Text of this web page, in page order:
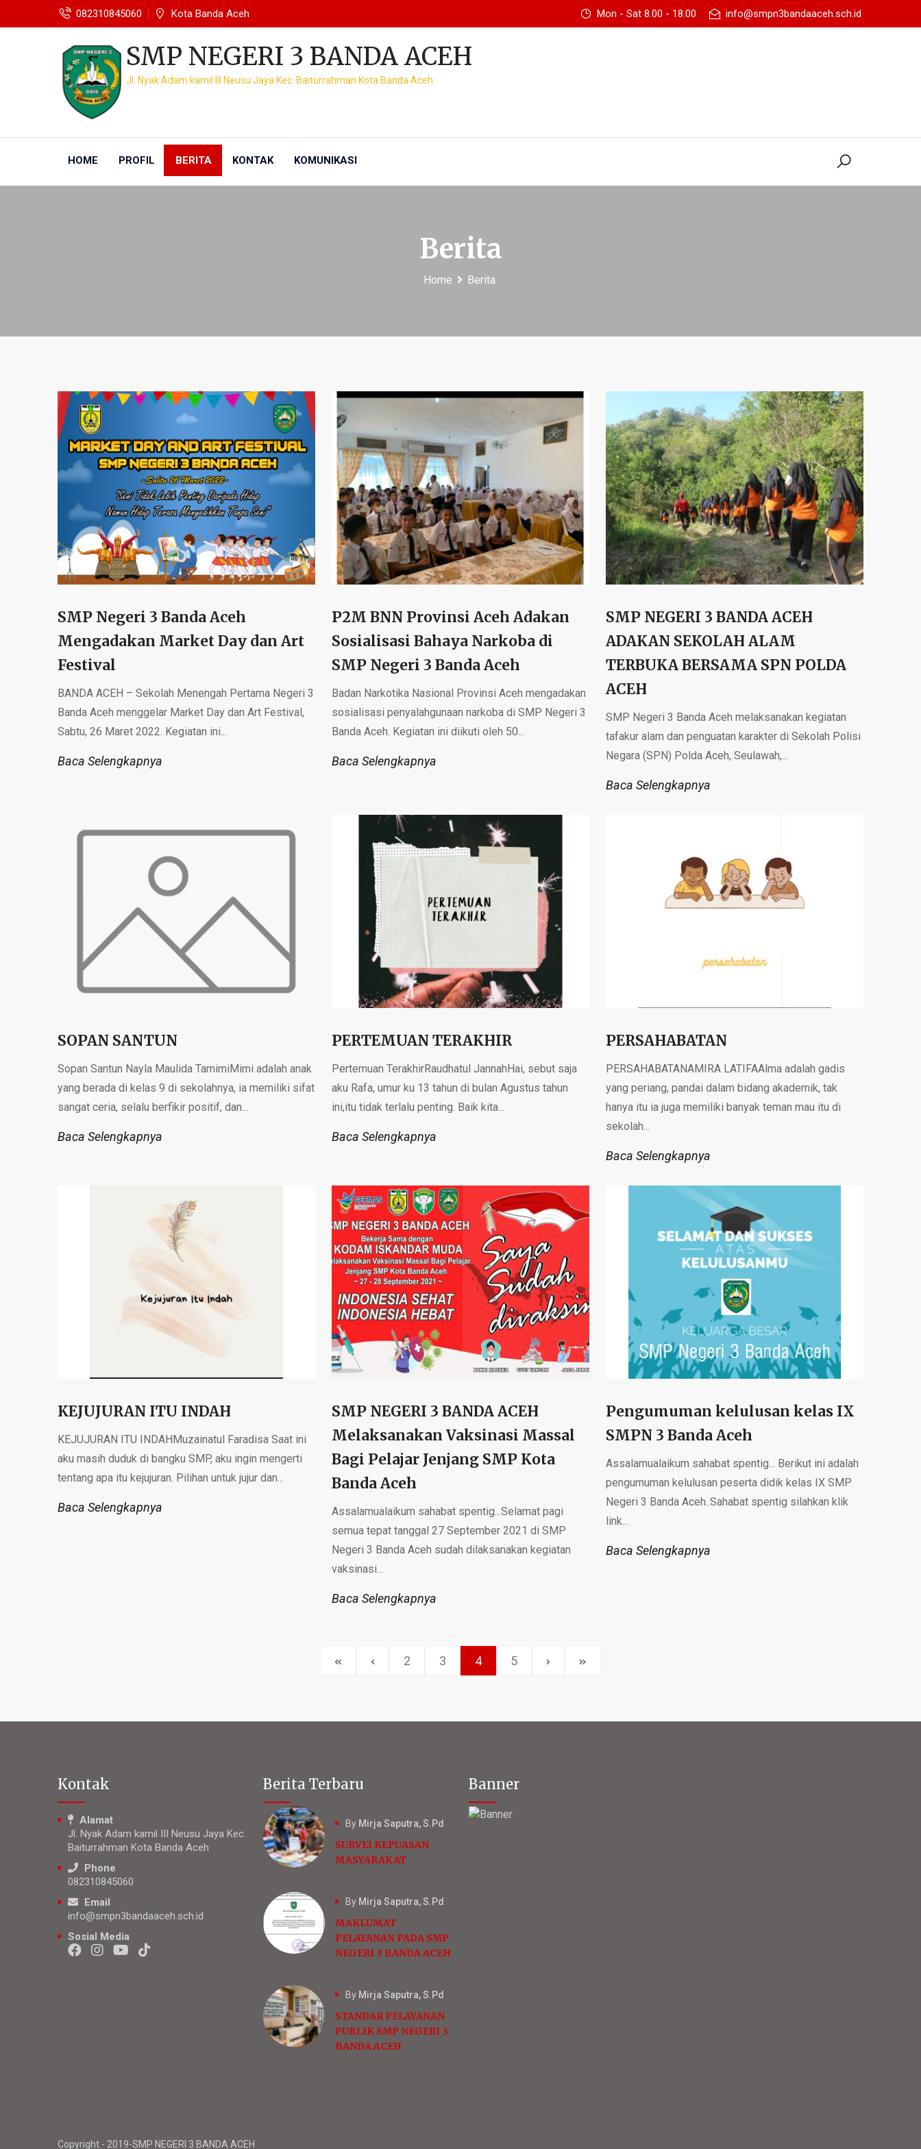
082310845060 Kota Banda Aceh Mon - Sat 8.00 - 18.00 info@smpn3bandaaceh.sch.id
SMP NEGERI 3 BANDA ACEH
Jl. Nyak Adam kamil III Neusu Jaya Kec. Baiturrahman Kota Banda Aceh
HOME PROFIL BERITA KONTAK KOMUNIKASI
Berita
Home Berita
SMP Negeri 3 Banda Aceh
Mengadakan Market Day dan Art
Festival
BANDA ACEH – Sekolah Menengah Pertama Negeri 3
Banda Aceh menggelar Market Day dan Art Festival,
Sabtu, 26 Maret 2022. Kegiatan ini...
Baca Selengkapnya
P2M BNN Provinsi Aceh Adakan
Sosialisasi Bahaya Narkoba di
SMP Negeri 3 Banda Aceh
Badan Narkotika Nasional Provinsi Aceh mengadakan
sosialisasi penyalahgunaan narkoba di SMP Negeri 3
Banda Aceh. Kegiatan ini diikuti oleh 50...
Baca Selengkapnya
SMP NEGERI 3 BANDA ACEH
ADAKAN SEKOLAH ALAM
TERBUKA BERSAMA SPN POLDA
ACEH
SMP Negeri 3 Banda Aceh melaksanakan kegiatan
tafakur alam dan penguatan karakter di Sekolah Polisi
Negara (SPN) Polda Aceh, Seulawah,...
Baca Selengkapnya
SOPAN SANTUN
Sopan Santun Nayla Maulida TamimiMimi adalah anak
yang berada di kelas 9 di sekolahnya, ia memiliki sifat
sangat ceria, selalu berfikir positif, dan...
Baca Selengkapnya
PERTEMUAN TERAKHIR
Pertemuan TerakhirRaudhatul JannahHai, sebut saja
aku Rafa, umur ku 13 tahun di bulan Agustus tahun
ini,itu tidak terlalu penting. Baik kita...
Baca Selengkapnya
PERSAHABATAN
PERSAHABATANAMIRA LATIFAAlma adalah gadis
yang periang, pandai dalam bidang akademik, tak
hanya itu ia juga memiliki banyak teman mau itu di
sekolah...
Baca Selengkapnya
KEJUJURAN ITU INDAH
KEJUJURAN ITU INDAHMuzainatul Faradisa Saat ini
aku masih duduk di bangku SMP, aku ingin mengerti
tentang apa itu kejujuran. Pilihan untuk jujur dan...
Baca Selengkapnya
SMP NEGERI 3 BANDA ACEH
Melaksanakan Vaksinasi Massal
Bagi Pelajar Jenjang SMP Kota
Banda Aceh
Assalamualaikum sahabat spentig...Selamat pagi
semua tepat tanggal 27 September 2021 di SMP
Negeri 3 Banda Aceh sudah dilaksanakan kegiatan
vaksinasi...
Baca Selengkapnya
Pengumuman kelulusan kelas IX
SMPN 3 Banda Aceh
Assalamualaikum sahabat spentig... Berikut ini adalah
pengumuman kelulusan peserta didik kelas IX SMP
Negeri 3 Banda Aceh..Sahabat spentig silahkan klik
link...
Baca Selengkapnya
2 3 4 5
Kontak
Alamat
Jl. Nyak Adam kamil III Neusu Jaya Kec.
Baiturrahman Kota Banda Aceh
Phone
082310845060
Email
info@smpn3bandaaceh.sch.id
Sosial Media
Berita Terbaru
By Mirja Saputra, S.Pd
SURVEI KEPUASAN
MASYARAKAT
By Mirja Saputra, S.Pd
MAKLUMAT
PELAYANAN PADA SMP
NEGERI 3 BANDA AСЕН
By Mirja Saputra, S.Pd
STANDAR PELAYANAN
PUBLIK SMP NEGERI 3
BANDA ACEH
Banner
Copyright - 2019-SMP NEGERI 3 BANDA ACEH